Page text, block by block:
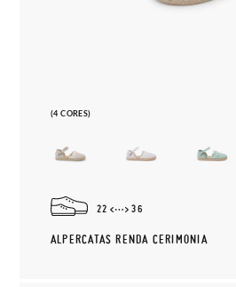
(4 CORES)
22 36
ALPERCATAS RENDA CERIMONIA